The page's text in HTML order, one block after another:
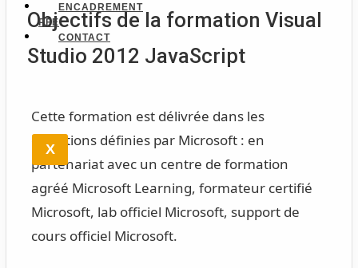
ENCADREMENT
PFE
CONTACT
X
Objectifs de la formation Visual
Studio 2012 JavaScript
Cette formation est délivrée dans les
conditions définies par Microsoft : en
partenariat avec un centre de formation
agréé Microsoft Learning, formateur certifié
Microsoft, lab officiel Microsoft, support de
cours officiel Microsoft.